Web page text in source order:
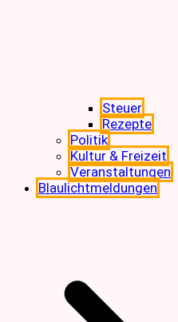
Steuer
Rezepte
Politik
Kultur & Freizeit
Veranstaltungen
Blaulichtmeldungen